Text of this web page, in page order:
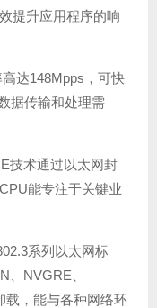
提升应用程序的响
高达148Mpps，可快
据传输和处理需
技术通过以太网封
能专注于关键业
系列以太网标
、NVGRE、
载，能与各种网络环